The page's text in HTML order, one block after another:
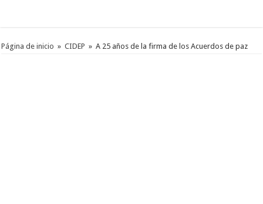
Página de inicio » CIDEP » A 25 años de la firma de los Acuerdos de paz